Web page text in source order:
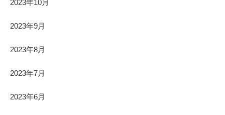
2023年10月
2023年9月
2023年8月
2023年7月
2023年6月